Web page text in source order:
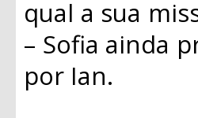
qual a sua
– Sofia ainda
por Ian.